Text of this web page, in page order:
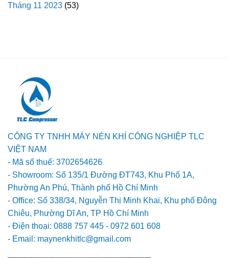
Tháng 11 2023 (53)
CÔNG TY TNHH MÁY NÉN KHÍ CÔNG NGHIỆP TLC
VIỆT NAM
- Mã số thuế: 3702654626
- Showroom: Số 135/1 Đường ĐT743, Khu Phố 1A,
Phường An Phú, Thành phố Hồ Chí Minh
- Office: Số 338/34, Nguyễn Thị Minh Khai, Khu phố Đông
Chiêu, Phường Dĩ An, TP Hồ Chí Minh
- Điện thoại: 0888 757 445 - 0972 601 608
- Email: maynenkhitlc@gmail.com